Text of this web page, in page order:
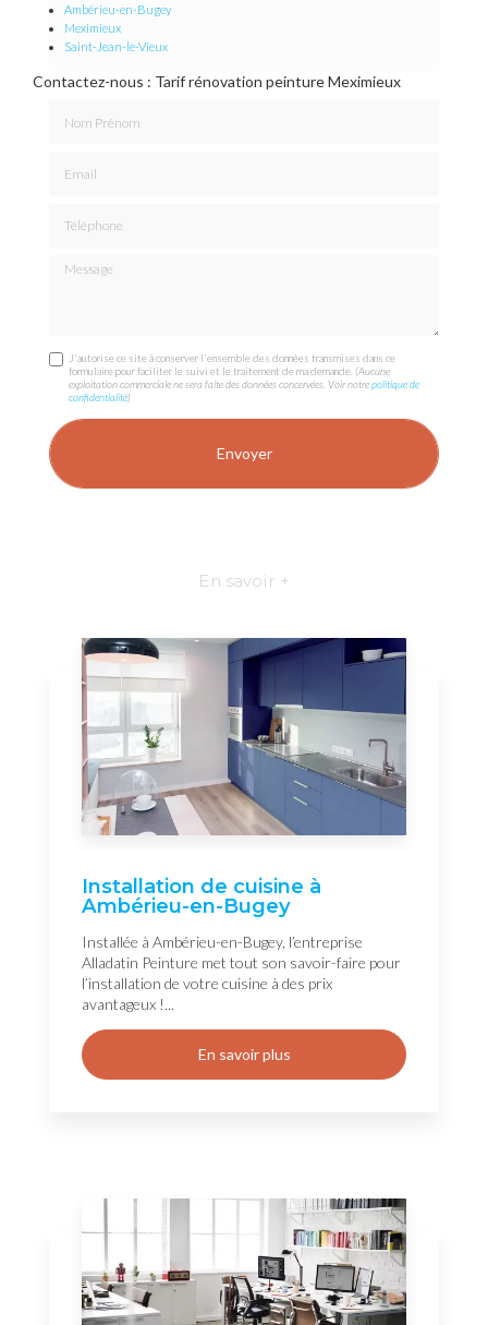
Ambérieu-en-Bugey
Meximieux
Saint-Jean-le-Vieux
Contactez-nous : Tarif rénovation peinture Meximieux
Message
J'autorise ce site à conserver l'ensemble des données transmises dans ce
formulaire pour faciliter le suivi et le traitement de ma demande.(Aucune
exploitation commerciale ne sera faite des données concervées. Voir notrepolitique de
confidentialité)
En savoir +
Installation de cuisine à
Ambérieu-en-Bugey
Installée à Ambérieu-en-Bugey, l’entreprise
Alladatin Peinture met tout son savoir-faire pour
l’installation de votre cuisine à des prix
avantageux !...
En savoir plus